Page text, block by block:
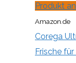
Produkt
Amazon.de
Corega
Frische